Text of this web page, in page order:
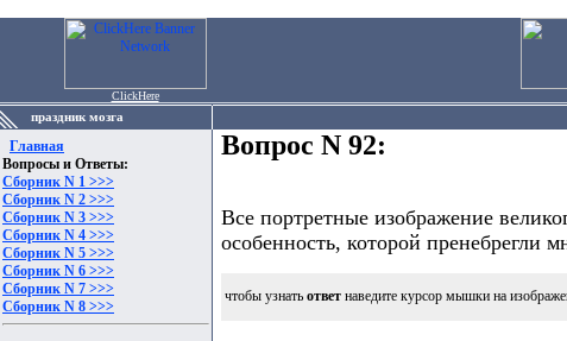
ClickHere
праздник мозга
Главная
Вопросы и Ответы:
Сборник N 1 >>>
Сборник N 2 >>>
Сборник N 3 >>>
Сборник N 4 >>>
Сборник N 5 >>>
Сборник N 6 >>>
Сборник N 7 >>>
Сборник N 8 >>>
Вопрос N 92:
Все портретные изображение
особенность, которой пренебрегли
чтобы узнать ответ наведите курсор мышки на